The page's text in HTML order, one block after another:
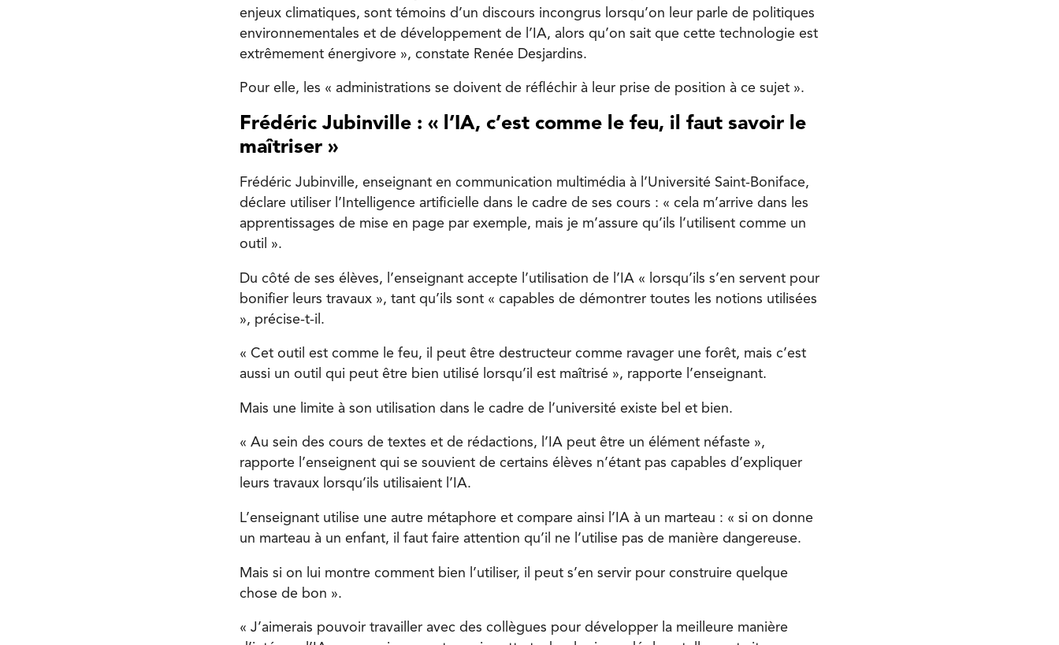
enjeux climatiques, sont témoins d’un discours incongrus lorsqu’on leur parle de politiques
environnementales et de développement de l’IA, alors qu’on sait que cette technologie est
extrêmement énergivore », constate Renée Desjardins.
Pour elle, les « administrations se doivent de réfléchir à leur prise de position à ce sujet ».
Frédéric Jubinville : « l’IA, c’est comme le feu, il faut savoir le
maîtriser »
Frédéric Jubinville, enseignant en communication multimédia à l’Université Saint-Boniface,
déclare utiliser l’Intelligence artificielle dans le cadre de ses cours : « cela m’arrive dans les
apprentissages de mise en page par exemple, mais je m’assure qu’ils l’utilisent comme un
outil ».
Du côté de ses élèves, l’enseignant accepte l’utilisation de l’IA « lorsqu’ils s’en servent pour
bonifier leurs travaux », tant qu’ils sont « capables de démontrer toutes les notions utilisées
», précise-t-il.
« Cet outil est comme le feu, il peut être destructeur comme ravager une forêt, mais c’est
aussi un outil qui peut être bien utilisé lorsqu’il est maîtrisé », rapporte l’enseignant.
Mais une limite à son utilisation dans le cadre de l’université existe bel et bien.
« Au sein des cours de textes et de rédactions, l’IA peut être un élément néfaste »,
rapporte l’enseignent qui se souvient de certains élèves n’étant pas capables d’expliquer
leurs travaux lorsqu’ils utilisaient l’IA.
L’enseignant utilise une autre métaphore et compare ainsi l’IA à un marteau : « si on donne
un marteau à un enfant, il faut faire attention qu’il ne l’utilise pas de manière dangereuse.
Mais si on lui montre comment bien l’utiliser, il peut s’en servir pour construire quelque
chose de bon ».
« J’aimerais pouvoir travailler avec des collègues pour développer la meilleure manière